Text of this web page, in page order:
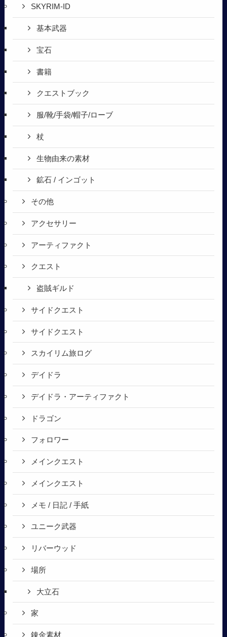
SKYRIM-ID
基本武器
宝石
書籍
クエストブック
服/靴/手袋/帽子/ローブ
杖
生物由来の素材
鉱石 / インゴット
その他
アクセサリー
アーティファクト
クエスト
盗賊ギルド
サイドクエスト
サイドクエスト
スカイリム旅ログ
デイドラ
デイドラ・アーティファクト
ドラゴン
フォロワー
メインクエスト
メインクエスト
メモ / 日記 / 手紙
ユニーク武器
リバーウッド
場所
大立石
家
錬金素材